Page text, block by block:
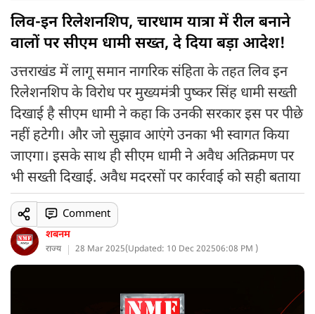
लिव-इन रिलेशनशिप, चारधाम यात्रा में रील बनाने
वालों पर सीएम धामी सख्त, दे दिया बड़ा आदेश!
उत्तराखंड में लागू समान नागरिक संहिता के तहत लिव इन
रिलेशनशिप के विरोध पर मुख्यमंत्री पुष्कर सिंह धामी सख्ती
दिखाई है सीएम धामी ने कहा कि उनकी सरकार इस पर पीछे
नहीं हटेगी। और जो सुझाव आएंगे उनका भी स्वागत किया
जाएगा। इसके साथ ही सीएम धामी ने अवैध अतिक्रमण पर
भी सख्ती दिखाई. अवैध मदरसों पर कार्रवाई को सही बताया
शबनम
राज्य 28 Mar 2025(Updated: 10 Dec 202506:08 PM )
Comment